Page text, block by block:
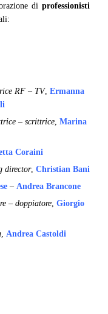
di professionisti
RF – TV, Ermanna
– scrittrice, Marina
Coraini
director, Christian Bani
– Andrea Brancone
– doppiatore, Giorgio
Andrea Castoldi